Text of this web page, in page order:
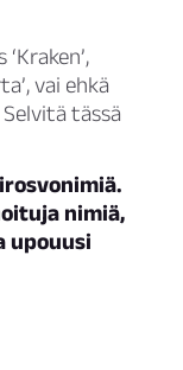
vai ehkä
Selvitä tässä
nimiä,
upouusi